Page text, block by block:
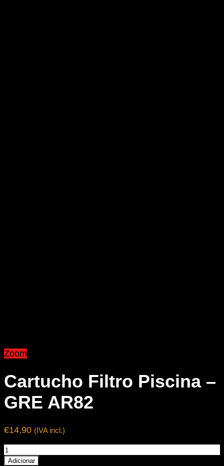
Zoom
Cartucho Filtro Piscina –
GRE AR82
€14,90 (IVA incl.)
Quantidade
de
Adicionar